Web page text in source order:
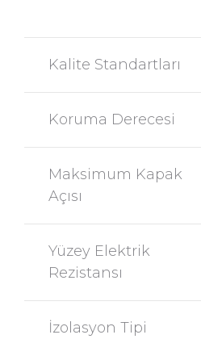
Kalite Standartları
Koruma Derecesi
Maksimum Kapak
Açısı
Yüzey Elektrik
Rezistansı
İzolasyon Tipi